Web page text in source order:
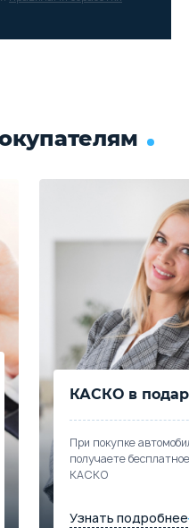
КАСКО в
При покупке
получаете бесплатное
КАСКО
Узнать подробнее